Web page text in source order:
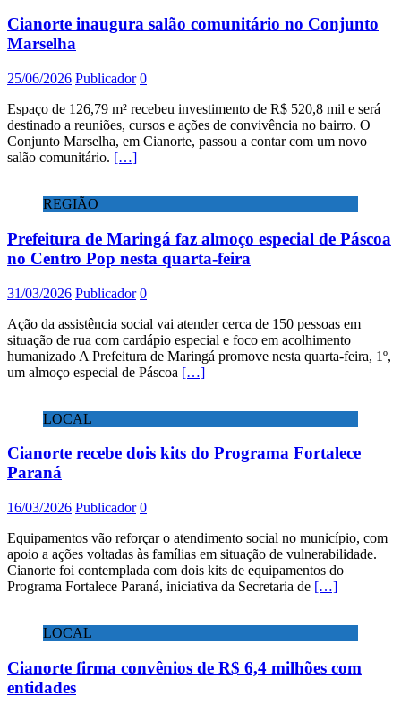
Cianorte inaugura salão comunitário no Conjunto
Marselha
25/06/2026 Publicador 0
Espaço de 126,79 m² recebeu investimento de R$ 520,8 mil e será
destinado a reuniões, cursos e ações de convivência no bairro. O
Conjunto Marselha, em Cianorte, passou a contar com um novo
salão comunitário. […]
REGIÃO
Prefeitura de Maringá faz almoço especial de Páscoa
no Centro Pop nesta quarta-feira
31/03/2026 Publicador 0
Ação da assistência social vai atender cerca de 150 pessoas em
situação de rua com cardápio especial e foco em acolhimento
humanizado A Prefeitura de Maringá promove nesta quarta-feira, 1º,
um almoço especial de Páscoa […]
LOCAL
Cianorte recebe dois kits do Programa Fortalece
Paraná
16/03/2026 Publicador 0
Equipamentos vão reforçar o atendimento social no município, com
apoio a ações voltadas às famílias em situação de vulnerabilidade.
Cianorte foi contemplada com dois kits de equipamentos do
Programa Fortalece Paraná, iniciativa da Secretaria de […]
LOCAL
Cianorte firma convênios de R$ 6,4 milhões com
entidades